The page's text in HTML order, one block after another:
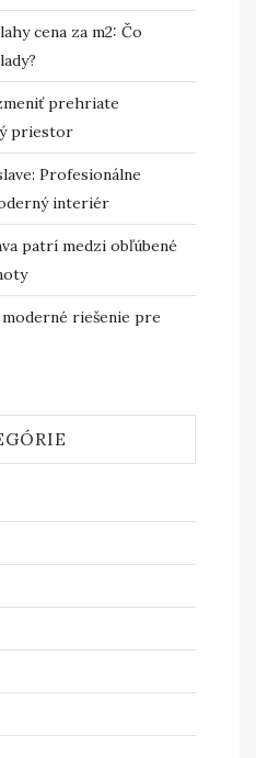
cena za m2: Čo
prehriate
priestor
Profesionálne
interiér
patrí medzi obľúbené
riešenie pre